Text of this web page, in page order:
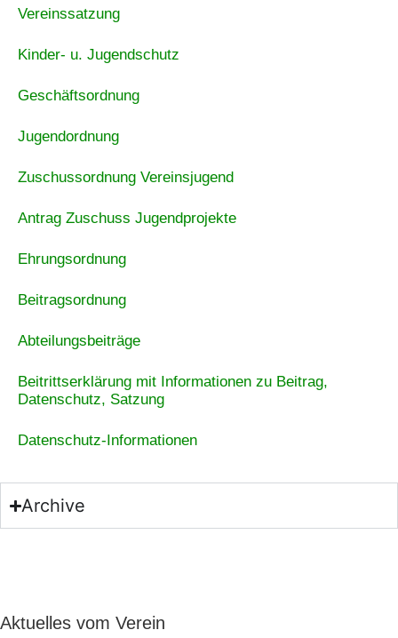
Vereinssatzung
Kinder- u. Jugendschutz
Geschäftsordnung
Jugendordnung
Zuschussordnung Vereinsjugend
Antrag Zuschuss Jugendprojekte
Ehrungsordnung
Beitragsordnung
Abteilungsbeiträge
Beitrittserklärung mit Informationen zu Beitrag,
Datenschutz, Satzung
Datenschutz-Informationen
Archive
Aktuelles vom Verein